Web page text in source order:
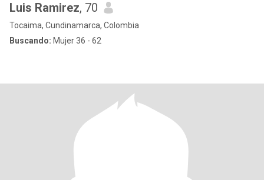
Luis Ramirez, 70
Tocaima, Cundinamarca, Colombia
Buscando: Mujer 36 - 62